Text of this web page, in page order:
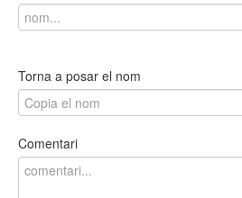
Torna a posar el nom
Comentari